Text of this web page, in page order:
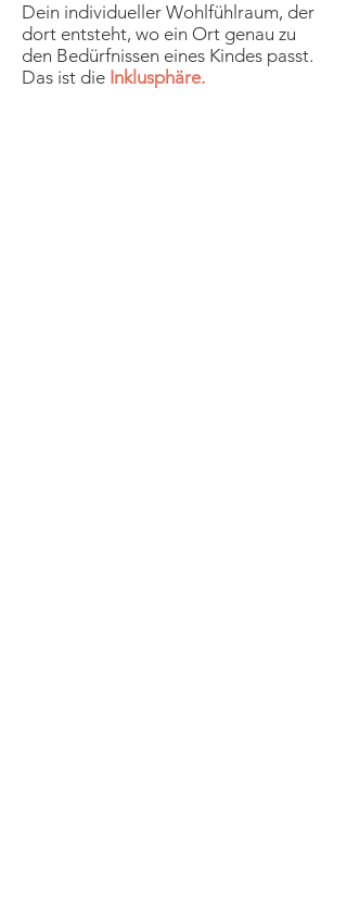
Dein individueller Wohlfühlraum, der
dort entsteht, wo ein Ort genau zu
den Bedürfnissen eines Kindes passt.
Das ist die Inklusphäre.